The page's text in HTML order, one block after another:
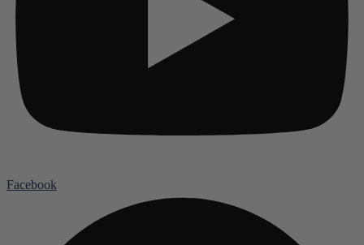
Facebook